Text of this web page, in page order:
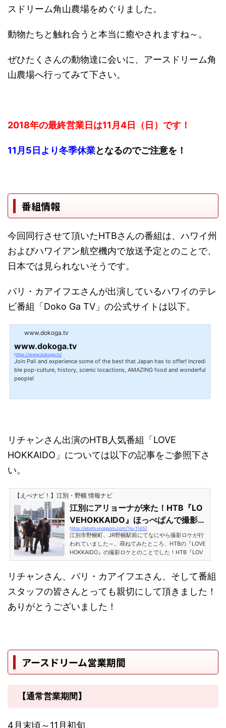
スドリーム角山農場をめぐりました。
動物たちと触れ合うと本当に癒やされますね～。
ぜひたくさんの動物達に会いに、アースドリーム角
山農場へ行ってみて下さい。
2018年の最終営業日は11月4日（日）です！
11月5日より冬季休業となるのでご注意を！
番組情報
今回同行させて頂いたHTBさんの番組は、ハワイ州
およびハワイアン航空機内で放送予定とのことで、
日本では見られないそうです。
パリ・カアイフエさんが出演しているハワイのテレ
ビ番組「Doko Ga TV」の公式サイトは以下。
www.dokoga.tv
www.dokoga.tv
https://www.dokoga.tv/
Join Pali and experience some of the best that Japan has to offer! Incredi
ble pop-culture, history, scenic locactions, AMAZING food and wonderful
people!
リチャンさん出演のHTB人気番組「LOVE
HOKKAIDO」については以下の記事をご参照下さ
い。
【えべナビ！】江別・野幌 情報ナビ
江別にアリョーナが来た！HTB『LO
VEHOKKAIDO』ほっぺぱんで撮影ロ
ケ！［北海道江別市］
https://ebetsunopporo.com/?p=11457
江別市野幌町、JR野幌駅前にてなにやら撮影ロケが行
われていました～。尋ねてみたところ、HTBの『LOVE
HOKKAIDO』の撮影ロケとのことでした！HTB『LOV
E HOKKAIDO』とは？『LOVE HOKKAIDO』とは、HT
による人気情報番組。中国出身のリチャンさんと、ロ
シア出身のブズドゥガン・アリョーナさんがメインで
道内の魅力を伝えるという内容です。このラブHOKKA
IDOは中国・台湾・ベトナムなど、道内を含む5カ国で
放送されているそうです。そんなワールドワイドな番
リチャンさん、パリ・カアイフエさん、そして番組
スタッフの皆さんとっても親切にして頂きました！
ありがとうございました！
アースドリーム営業期間
【通常営業期間】
4月末頃～11月初旬